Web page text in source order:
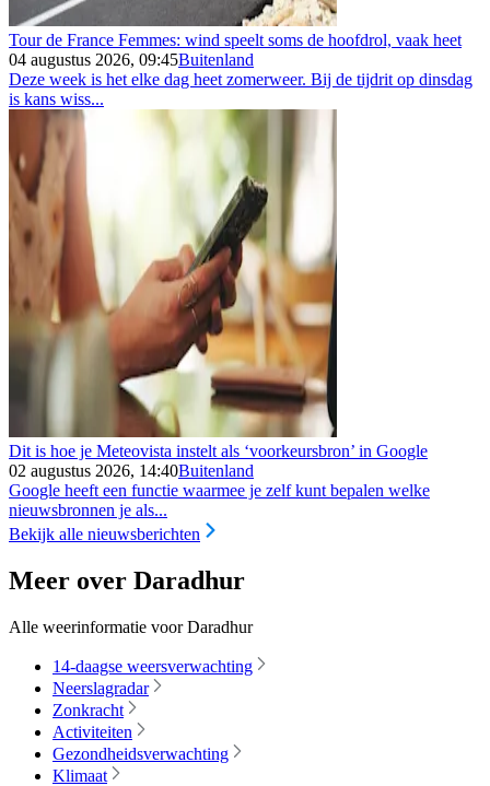
Tour de France Femmes: wind speelt soms de hoofdrol, vaak heet
04 augustus 2026, 09:45Buitenland
Deze week is het elke dag heet zomerweer. Bij de tijdrit op dinsdag
is kans wiss...
Dit is hoe je Meteovista instelt als ‘voorkeursbron’ in Google
02 augustus 2026, 14:40Buitenland
Google heeft een functie waarmee je zelf kunt bepalen welke
nieuwsbronnen je als...
Bekijk alle nieuwsberichten
Meer over Daradhur
Alle weerinformatie voor Daradhur
14-daagse weersverwachting
Neerslagradar
Zonkracht
Activiteiten
Gezondheidsverwachting
Klimaat